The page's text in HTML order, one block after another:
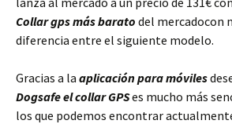
Collar gps más barato del mercadocon
diferencia entre el siguiente modelo.
Gracias a la aplicación para móviles
Dogsafe el collar GPSes mucho más
los que podemos encontrar